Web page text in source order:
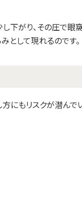
下がり、その圧で眼
として現れるのです。
にもリスクが潜んで